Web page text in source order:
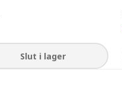
Slut i lager